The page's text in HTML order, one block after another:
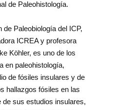
de Paleohistología.
de Paleobiología del ICP,
ICREA y profesora
Köhler, es uno de los
en paleohistología,
de fósiles insulares y de
hallazgos fósiles en las
de sus estudios insulares,